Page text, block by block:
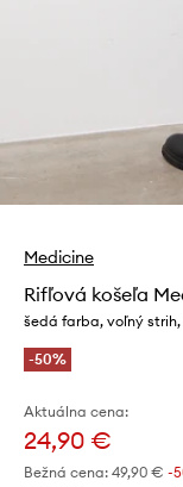
Medicine
Rifľová košeľa
šedá farba, voľný
-50%
Aktuálna cena:
24,90 €
Bežná cena: 49,90 € -